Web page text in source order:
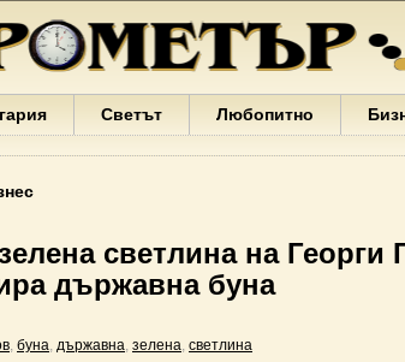
Светът Любопитно
светлина на Георги
държавна буна
, буна, държавна, зелена, светлина